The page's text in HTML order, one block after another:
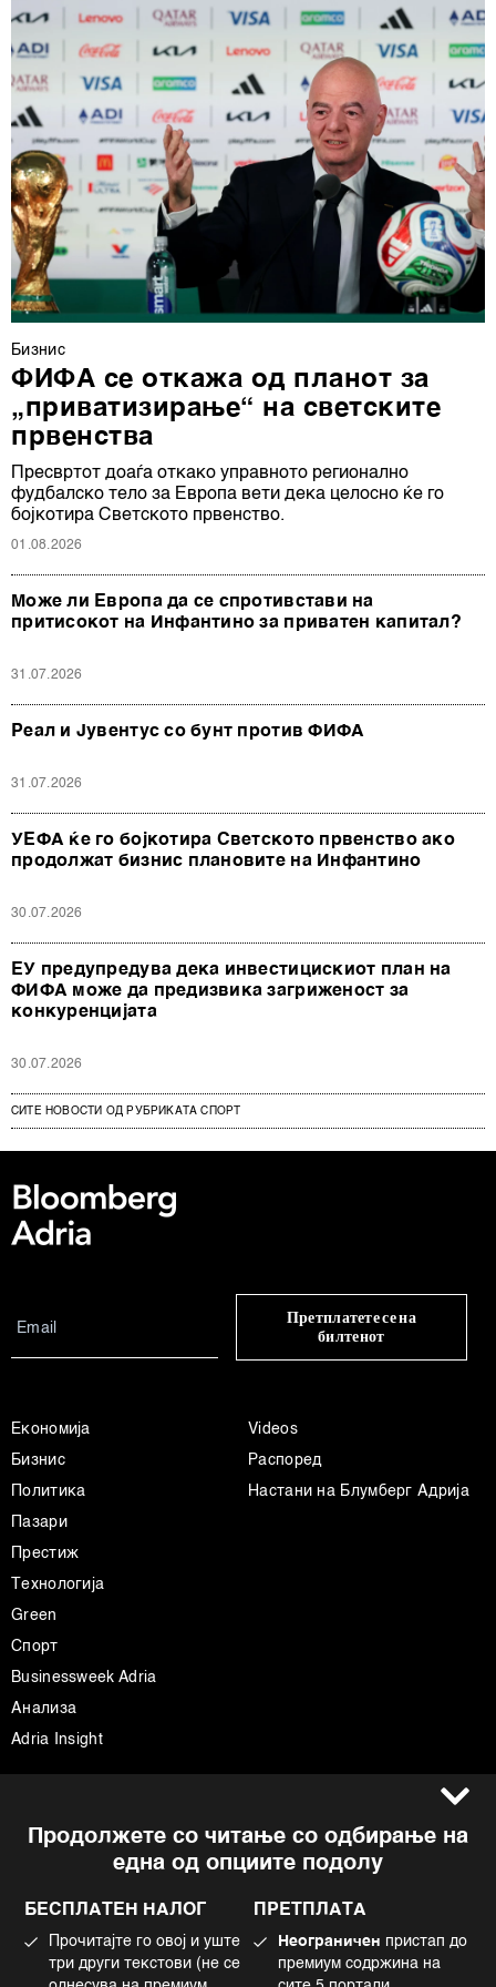
Бизнис
ФИФА се откажа од планот за
„приватизирање“ на светските
првенства
Пресвртот доаѓа откако управното регионално
фудбалско тело за Европа вети дека целосно ќе го
бојкотира Светското првенство.
01.08.2026
Може ли Европа да се спротивстави на
притисокот на Инфантино за приватен капитал?
31.07.2026
Реал и Јувентус со бунт против ФИФА
31.07.2026
УЕФА ќе го бојкотира Светското првенство ако
продолжат бизнис плановите на Инфантино
30.07.2026
ЕУ предупредува дека инвестицискиот план на
ФИФА може да предизвика загриженост за
конкуренцијата
30.07.2026
СИТЕ НОВОСТИ ОД РУБРИКАТА СПОРТ
Продолжете со читање со одбирање на
една од опциите подолу
БЕСПЛАТЕН НАЛОГ
Прочитајте го овој и уште
три други текстови (не се
ПРЕТПЛАТА
Неограничен пристап до
премиум содржина на
Претплатете се на
билтенот
Економија
Бизнис
Политика
Пазари
Престиж
Технологија
Green
Спорт
Businessweek Adria
Анализа
Adria Insight
Videos
Распоред
Настани на Блумберг Адрија
Импресум
Политика на приватност
Политика за колачиња
Употреба на вештачка интелигенција
Facebook
Instagram
Twitter
Tiktok